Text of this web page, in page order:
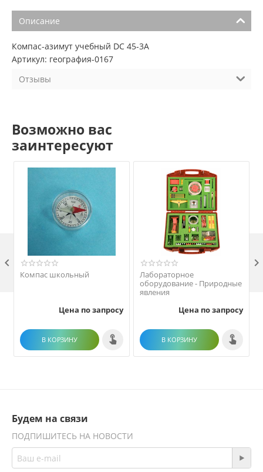
Описание
Компас-азимут учебный DC 45-3А
Артикул: география-0167
Отзывы
Возможно вас
заинтересуют
Компас школьный
Цена по запросу
В КОРЗИНУ
Лабораторное
оборудование - Природные
явления
Цена по запросу
В КОРЗИНУ
 
Будем на связи
ПОДПИШИТЕСЬ НА НОВОСТИ